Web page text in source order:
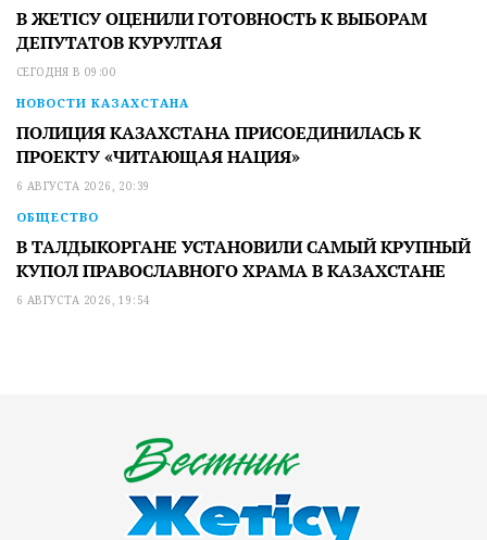
В ЖЕТІСУ ОЦЕНИЛИ ГОТОВНОСТЬ К ВЫБОРАМ
ДЕПУТАТОВ КУРУЛТАЯ
СЕГОДНЯ В 09:00
НОВОСТИ КАЗАХСТАНА
ПОЛИЦИЯ КАЗАХСТАНА ПРИСОЕДИНИЛАСЬ К
ПРОЕКТУ «ЧИТАЮЩАЯ НАЦИЯ»
6 АВГУСТА 2026, 20:39
ОБЩЕСТВО
В ТАЛДЫКОРГАНЕ УСТАНОВИЛИ САМЫЙ КРУПНЫЙ
КУПОЛ ПРАВОСЛАВНОГО ХРАМА В КАЗАХСТАНЕ
6 АВГУСТА 2026, 19:54